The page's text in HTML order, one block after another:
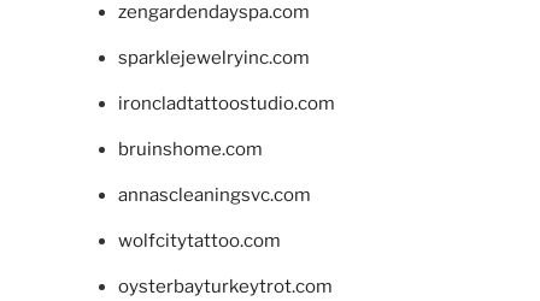
zengardendayspa.com
sparklejewelryinc.com
ironcladtattoostudio.com
bruinshome.com
annascleaningsvc.com
wolfcitytattoo.com
oysterbayturkeytrot.com